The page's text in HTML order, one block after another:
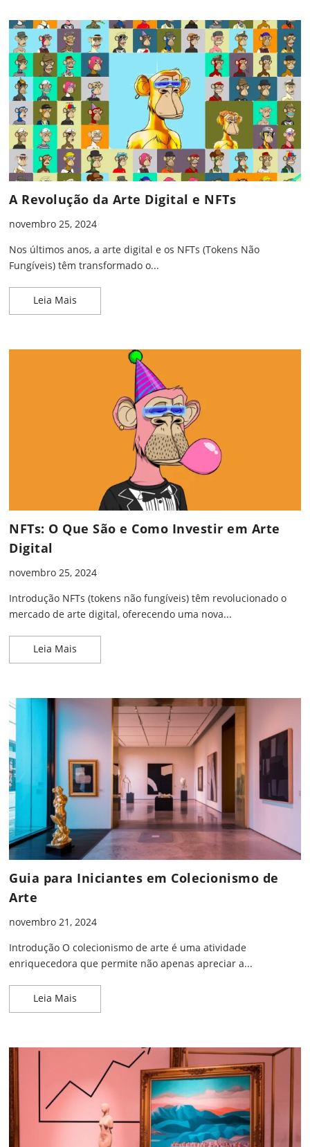
A Revolução da Arte Digital e NFTs
novembro 25, 2024
Nos últimos anos, a arte digital e os NFTs (Tokens Não
Fungíveis) têm transformado o...
Leia Mais
NFTs: O Que São e Como Investir em Arte
Digital
novembro 25, 2024
Introdução NFTs (tokens não fungíveis) têm revolucionado o
mercado de arte digital, oferecendo uma nova...
Leia Mais
Guia para Iniciantes em Colecionismo de
Arte
novembro 21, 2024
Introdução O colecionismo de arte é uma atividade
enriquecedora que permite não apenas apreciar a...
Leia Mais